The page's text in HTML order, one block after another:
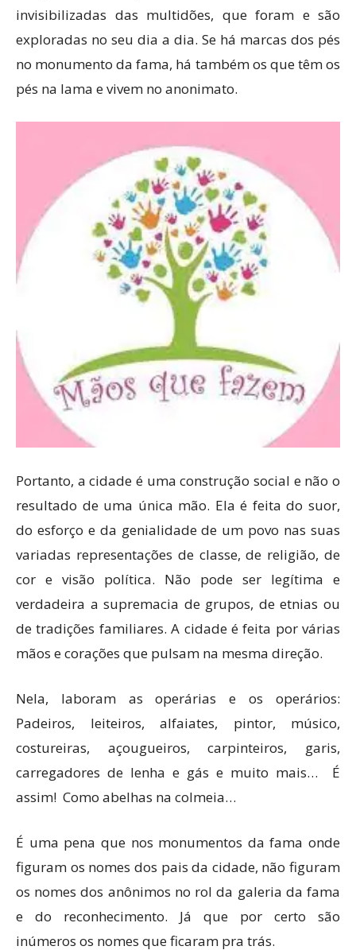
invisibilizadas das multidões, que foram e são
exploradas no seu dia a dia. Se há marcas dos pés
no monumento da fama, há também os que têm os
pés na lama e vivem no anonimato.
Portanto, a cidade é uma construção social e não o
resultado de uma única mão. Ela é feita do suor,
do esforço e da genialidade de um povo nas suas
variadas representações de classe, de religião, de
cor e visão política. Não pode ser legítima e
verdadeira a supremacia de grupos, de etnias ou
de tradições familiares. A cidade é feita por várias
mãos e corações que pulsam na mesma direção.
Nela, laboram as operárias e os operários:
Padeiros, leiteiros, alfaiates, pintor, músico,
costureiras, açougueiros, carpinteiros, garis,
carregadores de lenha e gás e muito mais… É
assim! Como abelhas na colmeia…
É uma pena que nos monumentos da fama onde
figuram os nomes dos pais da cidade, não figuram
os nomes dos anônimos no rol da galeria da fama
e do reconhecimento. Já que por certo são
inúmeros os nomes que ficaram pra trás.